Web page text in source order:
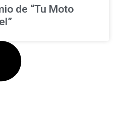
de “Tu Moto